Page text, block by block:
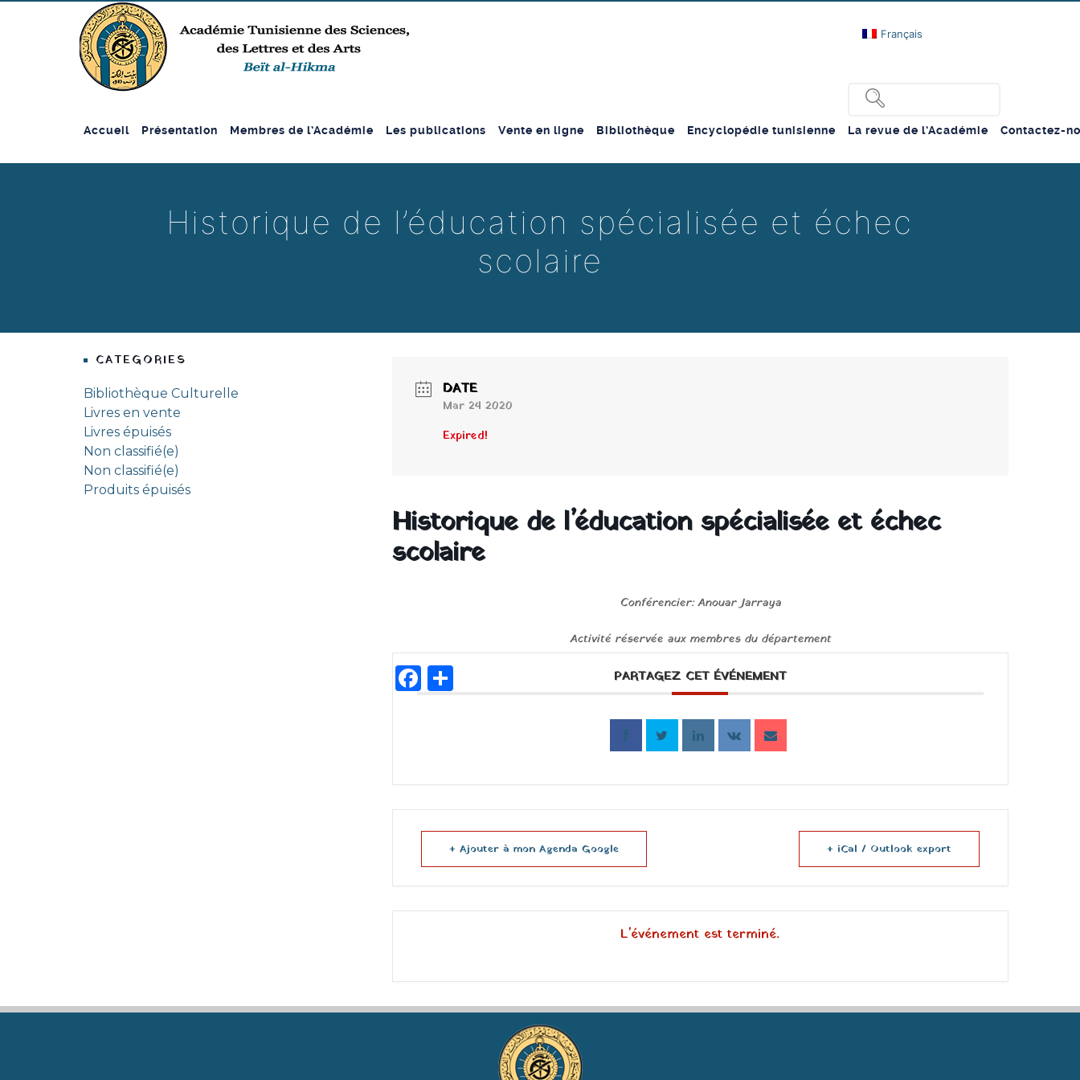
Français
Accueil Présentation Membres de l’Académie Les publications Vente en ligne Bibliothèque Encyclopédie tunisienne La revue de l’Académie Contactez-
Historique de l’éducation spécialisée et échec
scolaire
CATEGORIES
Bibliothèque Culturelle
Livres en vente
Livres épuisés
Non classifié(e)
Non classifié(e)
Produits épuisés
DATE
Mar 24 2020
Expired!
Historique de l’éducation spécialisée et échec
scolaire
Conférencier: Anouar Jarraya
Activité réservée aux membres du département
Facebook
Partager PARTAGEZ CET ÉVÉNEMENT
+ Ajouter à mon Agenda Google + iCal / Outlook export
L'événement est terminé.